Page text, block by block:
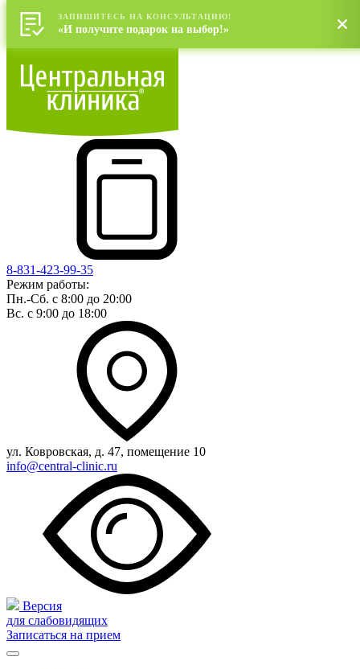
8-831-423-99-35
Режим работы:
Пн.-Сб. с 8:00 до 20:00
Вс. с 9:00 до 18:00
ул. Ковровская, д. 47, помещение 10
info@central-clinic.ru
Версия
для слабовидящих
Записаться на прием
ЗАПИШИТЕСЬ НА КОНСУЛЬТАЦИЮ!
«И получите подарок на выбор!»